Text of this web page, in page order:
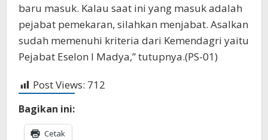
baru masuk. Kalau saat ini yang masuk adalah
pejabat pemekaran, silahkan menjabat. Asalkan
sudah memenuhi kriteria dari Kemendagri yaitu
Pejabat Eselon I Madya,” tutupnya.(PS-01)
Post Views: 712
Bagikan ini:
Cetak